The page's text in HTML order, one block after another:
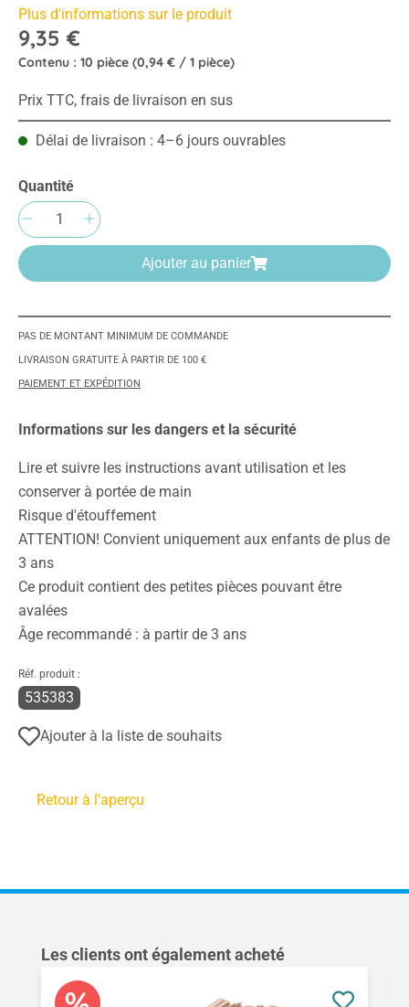
Plus d'informations sur le produit
9,35 €
Contenu : 10 pièce (0,94 € / 1 pièce)
Prix TTC, frais de livraison en sus
Délai de livraison : 4–6 jours ouvrables
Quantité
Quantité de produit : Entrez la quantité
Ajouter au panier
PAS DE MONTANT MINIMUM DE COMMANDE
LIVRAISON GRATUITE À PARTIR DE 100 €
PAIEMENT ET EXPÉDITION
Informations sur les dangers et la sécurité
Lire et suivre les instructions avant utilisation et les
conserver à portée de main
Risque d'étouffement
ATTENTION! Convient uniquement aux enfants de plus de
3 ans
Ce produit contient des petites pièces pouvant être
avalées
Âge recommandé : à partir de 3 ans
Réf. produit :
535383
Ajouter à la liste de souhaits
Retour à l'aperçu
Ignorer la galerie de produits
Les clients ont également acheté